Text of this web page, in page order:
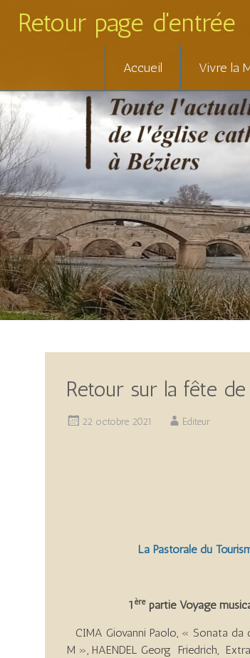
Retour page d'entrée
to
content
Accueil Vivre la
Retour sur la fête
22 octobre 2021 Editeur
La Pastorale du
1 èrepartieVoyage
CIMA Giovanni Paolo, « Sonata da
M », HAENDEL Georg Friedrich,